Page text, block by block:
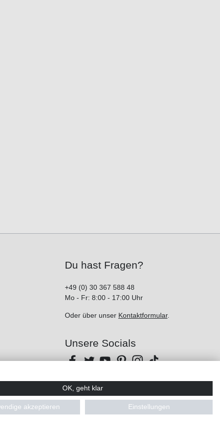
Du hast Fragen?
+49 (0) 30 367 588 48
Mo - Fr: 8:00 - 17:00 Uhr
Oder über unser Kontaktformular.
Unsere Socials
OK, geht klar
akzeptieren Einstellungen